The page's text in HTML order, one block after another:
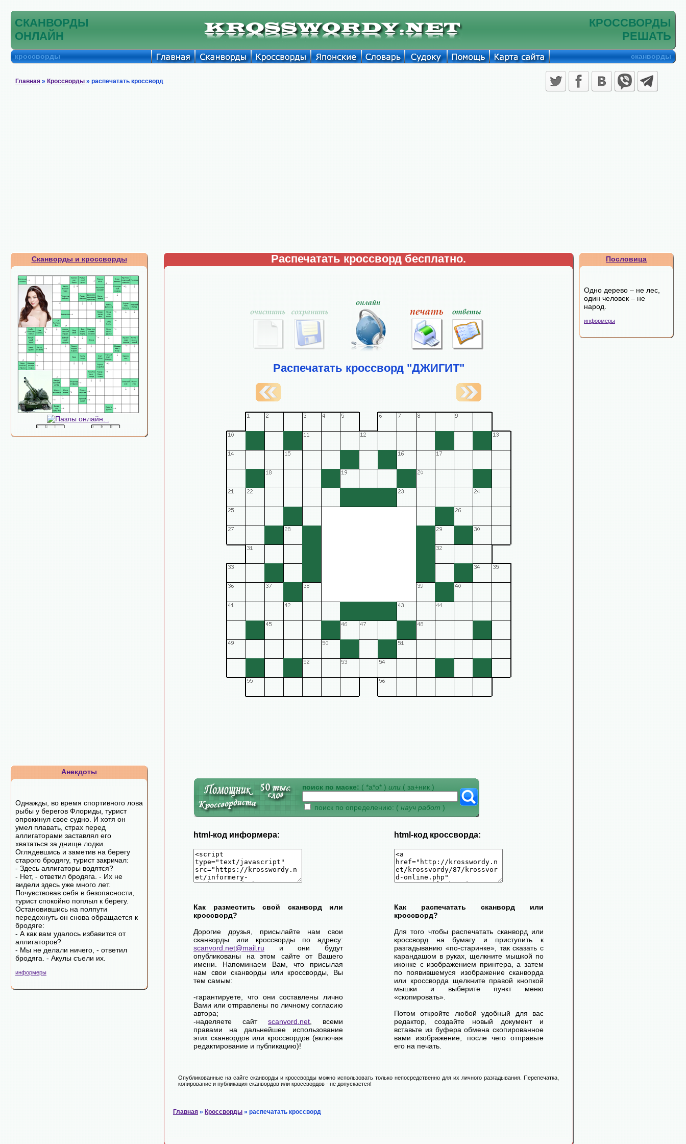
СКАНВОРДЫ
ОНЛАЙН
КРОССВОРДЫ
РЕШАТЬ
кроссворды сканворды
Главная » Кроссворды » распечатать кроссворд
Сканворды и кроссворды
Анекдоты
Однажды, во время спортивного лова
рыбы у берегов Флориды, турист
опрокинул свое судно. И хотя он
умел плавать, страх перед
аллигаторами заставлял его
хвататься за днище лодки.
Оглядевшись и заметив на берегу
старого бродягу, турист закричал:
- Здесь аллигаторы водятся?
- Нет, - ответил бродяга. - Их не
видели здесь уже много лет.
Почувствовав себя в безопасности,
турист спокойно поплыл к берегу.
Остановившись на полпути
передохнуть он снова обращается к
бродяге:
- А как вам удалось избавится от
аллигаторов?
- Мы не делали ничего, - ответил
бродяга. - Акулы съели их.
информеры
Распечатать кроссворд бесплатно.
Распечатать кроссворд "ДЖИГИТ"
поиск по маске: ( *а*о* ) или ( за+ник )
поиск по определению: ( науч работ )
html-код информера: html-код кроссворда:
Как разместить свой сканворд или
кроссворд?
Дорогие друзья, присылайте нам свои
сканворды или кроссворды по адресу:
scanvord.net@mail.ru и они будут
опубликованы на этом сайте от Вашего
имени. Напоминаем Вам, что присылая
нам свои сканворды или кроссворды, Вы
тем самым:
-гарантируете, что они составлены лично
Вами или отправлены по личному согласию
автора;
-наделяете сайт scanvord.net , всеми
правами на дальнейшее использование
этих сканвордов или кроссвордов (включая
редактирование и публикацию)!
Как распечатать сканворд или
кроссворд?
Для того чтобы распечатать сканворд или
кроссворд на бумагу и приступить к
разгадыванию «по-старинке», так сказать с
карандашом в руках, щелкните мышкой по
иконке с изображением принтера, а затем
по появившемуся изображение сканворда
или кроссворда щелкните правой кнопкой
мышки и выберите пункт меню
«скопировать».
Потом откройте любой удобный для вас
редактор, создайте новый документ и
вставьте из буфера обмена скопированное
вами изображение, после чего отправьте
его на печать.
Опубликованные на сайте сканворды и кроссворды можно использовать только непосредственно для их личного разгадывания. Перепечатка,
копирование и публикация сканвордов или кроссвордов - не допускается!
Главная » Кроссворды » распечатать кроссворд
Пословица
Одно дерево – не лес,
один человек – не
народ.
информеры